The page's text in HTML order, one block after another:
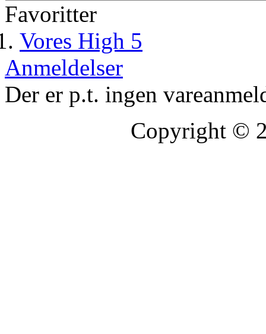
Favoritter
Vores High 5
Anmeldelser
Der er p.t. ingen
Copyright ©